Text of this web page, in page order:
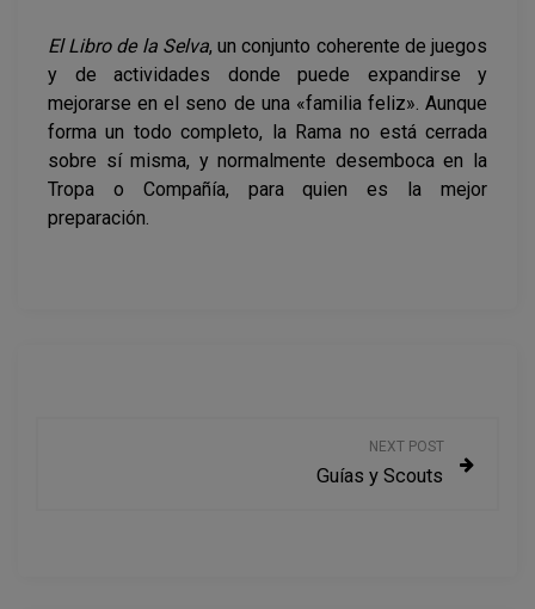
El Libro de la Selva, un conjunto coherente de juegos
y de actividades donde puede expandirse y
mejorarse en el seno de una «familia feliz». Aunque
forma un todo completo, la Rama no está cerrada
sobre sí misma, y normalmente desemboca en la
Tropa o Compañía, para quien es la mejor
preparación.
NEXT POST
Guías y Scouts